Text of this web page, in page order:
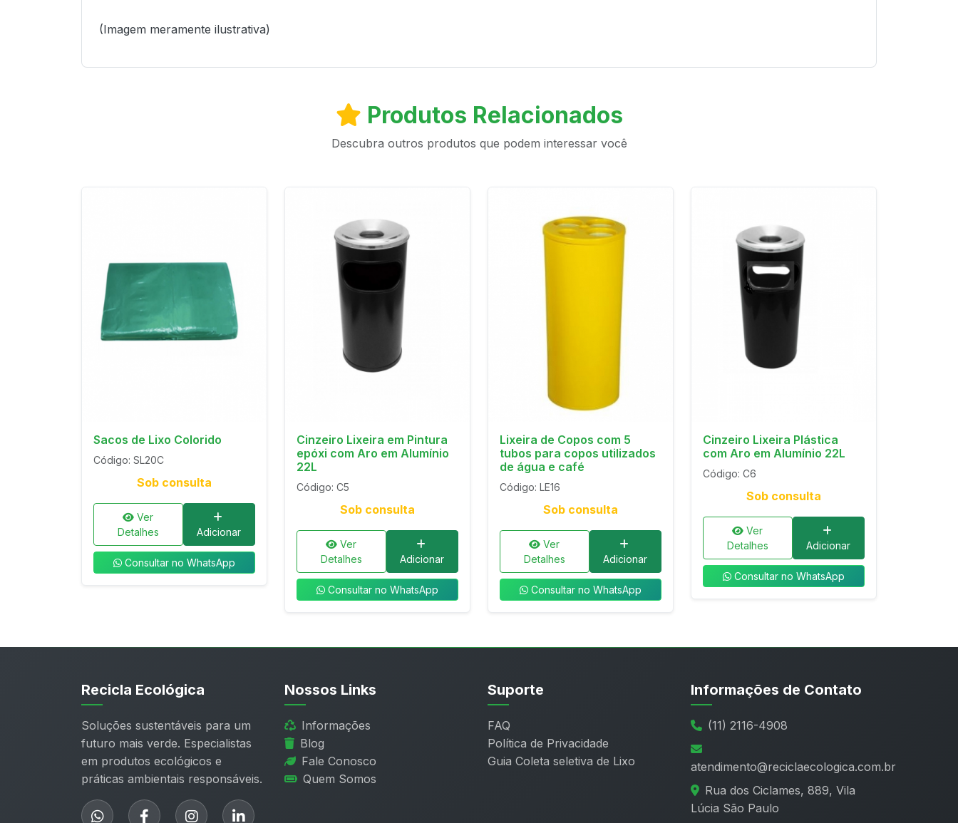
(Imagem meramente ilustrativa)
Produtos Relacionados
Descubra outros produtos que podem interessar você
Sacos de Lixo Colorido
Código: SL20C
Sob consulta
Ver
Detalhes
Adicionar
Consultar no WhatsApp
Cinzeiro Lixeira em Pintura
epóxi com Aro em Alumínio
22L
Código: C5
Sob consulta
Ver
Detalhes
Adicionar
Consultar no WhatsApp
Lixeira de Copos com 5
tubos para copos utilizados
de água e café
Código: LE16
Sob consulta
Ver
Detalhes
Adicionar
Consultar no WhatsApp
Cinzeiro Lixeira Plástica
com Aro em Alumínio 22L
Código: C6
Sob consulta
Ver
Detalhes
Adicionar
Consultar no WhatsApp
Recicla Ecológica
Soluções sustentáveis para um
futuro mais verde. Especialistas
em produtos ecológicos e
práticas ambientais responsáveis.
Nossos Links
Informações
Blog
Fale Conosco
Quem Somos
Suporte
FAQ
Política de Privacidade
Guia Coleta seletiva de Lixo
Informações de Contato
(11) 2116-4908
atendimento@reciclaecologica.com.br
Rua dos Ciclames, 889, Vila
Lúcia São Paulo